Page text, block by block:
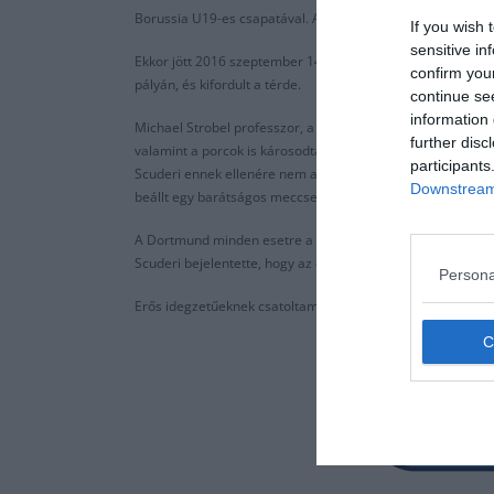
If you wish
sensitive
confirm
continue
information
further
Borussia U19-es csapatával. Az akkor az első csapatot
Ekkor jött 2016 szeptember 14-e. A Dortmund ifije a
pályán, és kifordult a térde.
Michael Strobel professzor, a játékos orvosa az
valamint a porcok is károsodtak.
Scuderi ennek ellenére nem adta fel álmát, hogy profi
beállt egy barátságos meccsen. Ezután, 967 nappal
A Dortmund minden esetre a fiatal olasz mellett maradt,
Scuderi bejelentette, hogy az egészségének az lesz a
Erős idegzetűeknek csatoltam egy képet Scuderi